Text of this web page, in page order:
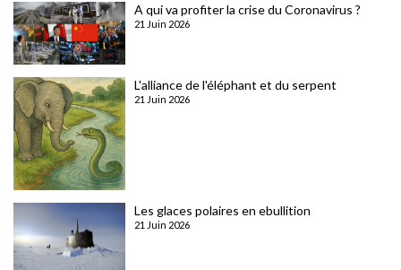
A qui va profiter la crise du Coronavirus ?
21 Juin 2026
L'alliance de l'éléphant et du serpent
21 Juin 2026
Les glaces polaires en ebullition
21 Juin 2026